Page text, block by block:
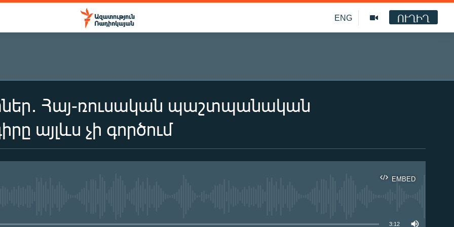
ENG ՈՒՂԻՂ
Հայ-ռուսական պաշտպանական
այլևս չի գործում
EMBED
3:12